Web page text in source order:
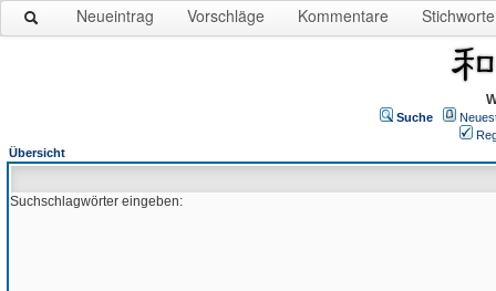
Neueintrag Vorschläge Kommentare Stichworte
Suche
Übersicht
Suchschlagwörter eingeben: